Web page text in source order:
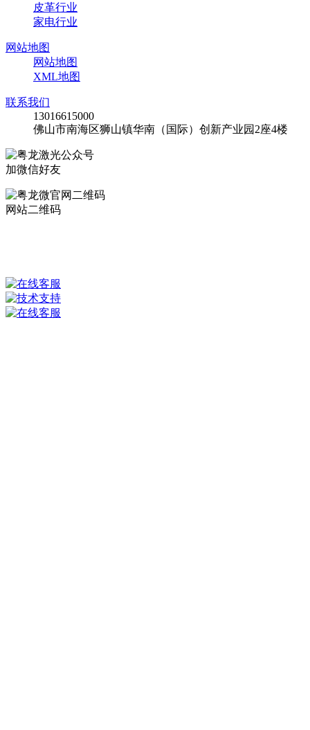
皮革行业
家电行业
网站地图
网站地图
XML地图
联系我们
13016615000
佛山市南海区狮山镇华南（国际）创新产业园2座4楼
加微信好友
网站二维码